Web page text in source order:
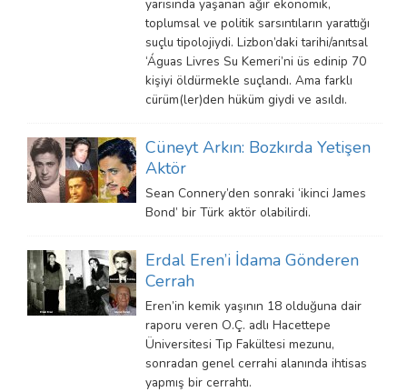
yarısında yaşanan ağır ekonomik,
toplumsal ve politik sarsıntıların yarattığı
suçlu tipolojiydi. Lizbon’daki tarihi/anıtsal
‘Águas Livres Su Kemeri’ni üs edinip 70
kişiyi öldürmekle suçlandı. Ama farklı
cürüm(ler)den hüküm giydi ve asıldı.
Cüneyt Arkın: Bozkırda Yetişen
Aktör
Sean Connery’den sonraki ‘ikinci James
Bond’ bir Türk aktör olabilirdi.
Erdal Eren’i İdama Gönderen
Cerrah
Eren’in kemik yaşının 18 olduğuna dair
raporu veren O.Ç. adlı Hacettepe
Üniversitesi Tıp Fakültesi mezunu,
sonradan genel cerrahi alanında ihtisas
yapmış bir cerrahtı.